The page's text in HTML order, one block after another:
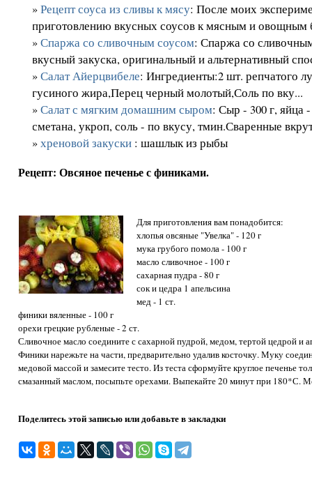
»Рецепт соуса из сливы к мясу: После моих
приготовлению вкусных соусов к мясным и
»Спаржа со сливочным соусом: Спаржа со
вкусный закуска, оригинальный и альтернативный
»Салат Айерцвибеле: Ингредиенты:2 шт. репчатого
гусиного жира,Перец черный молотый,Соль по вку...
»Салат с мягким домашним сыром: Сыр - 300 г, яйца
сметана, укроп, соль - по вкусу, тмин.Сваренные
»хреновой закуски : шашлык из рыбы
Рецепт: Овсяное печенье с финиками.
Для приготовления вам понадобится:
хлопья овсяные "Увелка" - 120 г
мука грубого помола - 100 г
масло сливочное - 100 г
сахарная пудра - 80 г
сок и цедра 1 апельсина
мед - 1 ст.
финики вяленные - 100 г
орехи грецкие рубленые - 2 ст.
Сливочное масло соедините с сахарной пудрой, медом, тертой цедрой и
Финики нарежьте на части, предварительно удалив косточку. Муку
медовой массой и замесите тесто. Из теста сформуйте круглое печенье
смазанный маслом, посыпьте орехами. Выпекайте 20 минут при 180*С.
Поделитесь этой записью или добавьте в закладки